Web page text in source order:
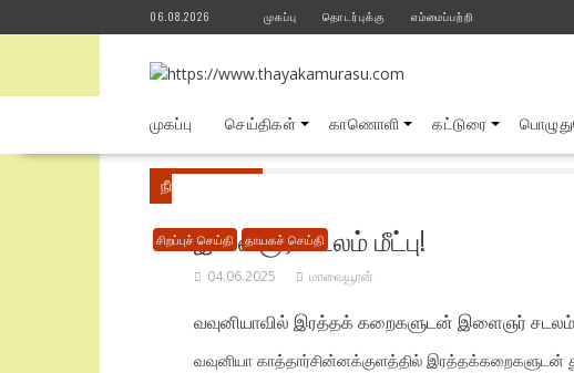
to
06.08.2026 முகப்பு தொடர்புக்கு எம்மைப்பற்றி
முகப்பு செய்திகள் காணொளி கட்டுரை
நீங்கள் இங்கே
சிறப்புச் செய்தி தாயகச் செய்தி
இளைஞர் சடலம் மீட்பு!
04.06.2025 மாவையூரன்
வவுனியாவில் இரத்தக் கறைகளுடன் இளைஞர் சடலம்
வவுனியா காத்தார்சின்னக்குளத்தில்